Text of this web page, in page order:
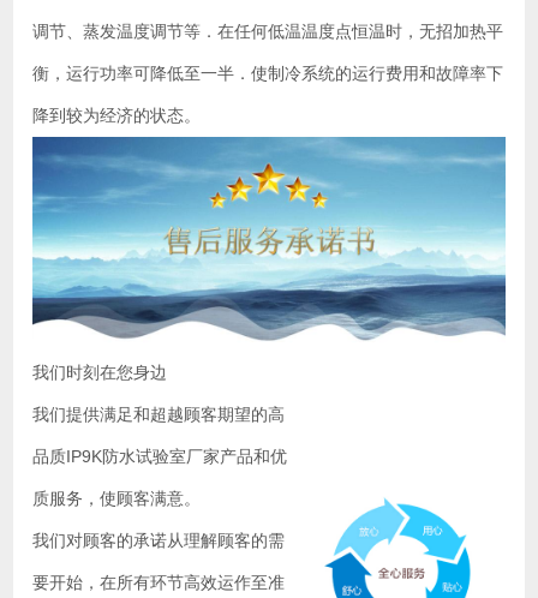
调节、蒸发温度调节等．在任何低温温度点恒温时，无招加热平
衡，运行功率可降低至一半．使制冷系统的运行费用和故障率下
降到较为经济的状态。
我们时刻在您身边
我们提供满足和超越顾客期望的高
品质IP9K防水试验室厂家产品和优
质服务，使顾客满意。
我们对顾客的承诺从理解顾客的需
要开始，在所有环节高效运作至准